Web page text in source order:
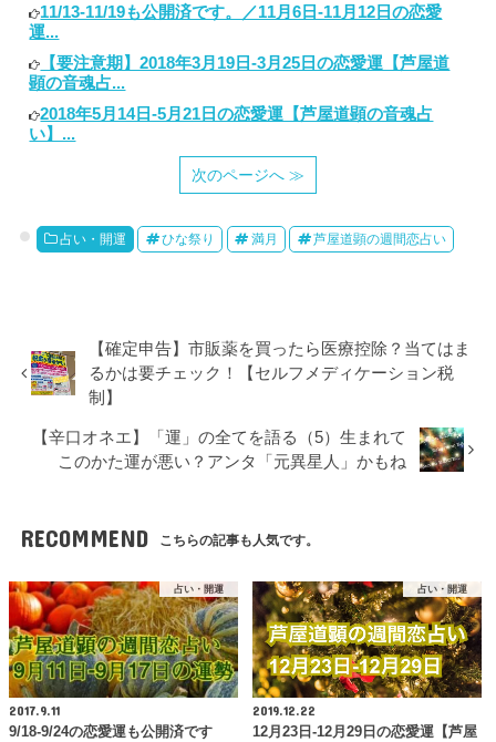
11/13-11/19も公開済です。／11月6日-11月12日の恋愛
運...
【要注意期】2018年3月19日-3月25日の恋愛運【芦屋道
顕の音魂占...
2018年5月14日-5月21日の恋愛運【芦屋道顕の音魂占
い】...
次のページへ ≫
占い・開運 ひな祭り 満月 芦屋道顕の週間恋占い
【確定申告】市販薬を買ったら医療控除？当てはま
るかは要チェック！【セルフメディケーション税
制】
【辛口オネエ】「運」の全てを語る（5）生まれて
このかた運が悪い？アンタ「元異星人」かもね
RECOMMEND こちらの記事も人気です。
占い・開運
2017.9.11
9/18-9/24の恋愛運も公開済です
占い・開運
2019.12.22
12月23日-12月29日の恋愛運【芦屋